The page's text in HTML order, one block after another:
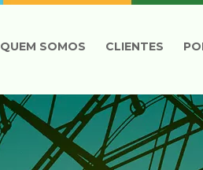
QUEM SOMOS CLIENTES